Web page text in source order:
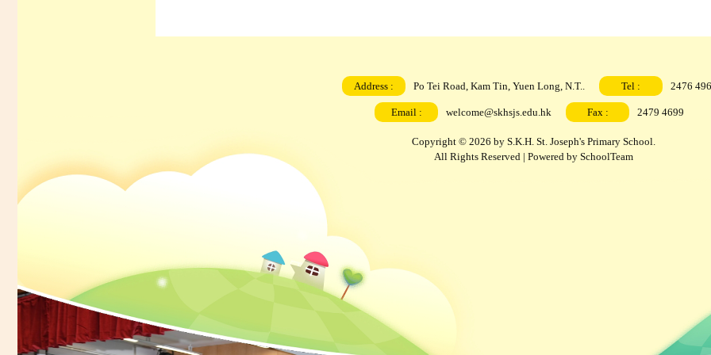
Address : Po Tei Road, Kam Tin, Yuen Long, N.T.. Tel : 2476
Email : welcome@skhsjs.edu.hk Fax : 2479 4699
Copyright © 2026 by S.K.H. St. Joseph's Primary School.
All Rights Reserved | Powered by SchoolTeam